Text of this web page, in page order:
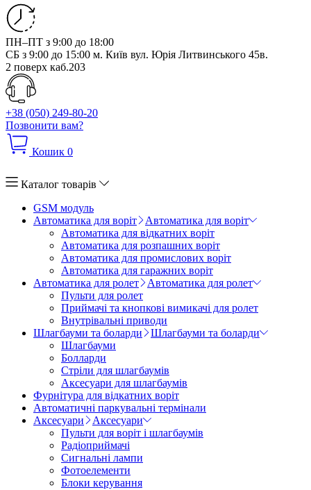
ПН–ПТ з 9:00 до 18:00
СБ з 9:00 до 15:00 м. Київ вул. Юрія Литвинського 45в.
2 поверх каб.203
+38 (050) 249-80-20
Позвонити вам?
Кошик 0
Каталог товарів
GSM модуль
Автоматика для воріт
Автоматика для воріт
Автоматика для відкатних воріт
Автоматика для розпашних воріт
Автоматика для промислових воріт
Автоматика для гаражних воріт
Автоматика для ролет
Автоматика для ролет
Пульти для ролет
Приймачі та кнопкові вимикачі для ролет
Внутрівальні приводи
Шлагбауми та боларди
Шлагбауми та боларди
Шлагбауми
Болларди
Стріли для шлагбаумів
Аксесуари для шлагбаумів
Фурнітура для відкатних воріт
Автоматичні паркувальні термінали
Аксесуари
Аксесуари
Пульти для воріт і шлагбаумів
Радіоприймачі
Сигнальні лампи
Фотоелементи
Блоки керування